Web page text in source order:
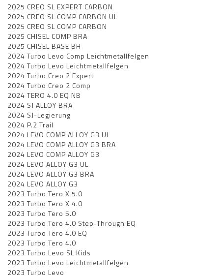
2025 CREO SL EXPERT CARBON
2025 CREO SL COMP CARBON UL
2025 CREO SL COMP CARBON
2025 CHISEL COMP BRA
2025 CHISEL BASE BH
2024 Turbo Levo Comp Leichtmetallfelgen
2024 Turbo Levo Leichtmetallfelgen
2024 Turbo Creo 2 Expert
2024 Turbo Creo 2 Comp
2024 TERO 4.0 EQ NB
2024 SJ ALLOY BRA
2024 SJ-Legierung
2024 P.2 Trail
2024 LEVO COMP ALLOY G3 UL
2024 LEVO COMP ALLOY G3 BRA
2024 LEVO COMP ALLOY G3
2024 LEVO ALLOY G3 UL
2024 LEVO ALLOY G3 BRA
2024 LEVO ALLOY G3
2023 Turbo Tero X 5.0
2023 Turbo Tero X 4.0
2023 Turbo Tero 5.0
2023 Turbo Tero 4.0 Step-Through EQ
2023 Turbo Tero 4.0 EQ
2023 Turbo Tero 4.0
2023 Turbo Levo SL Kids
2023 Turbo Levo Leichtmetallfelgen
2023 Turbo Levo